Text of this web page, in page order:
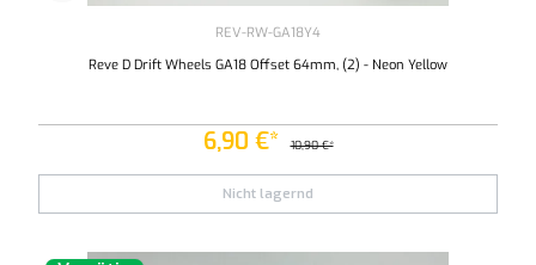
REV-RW-GA18Y4
Reve D Drift Wheels GA18 Offset 64mm, (2) - Neon Yellow
6,90 €* 10,90 €*
Nicht lagernd